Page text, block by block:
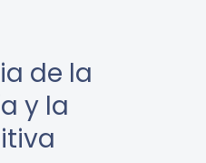
de la
y la